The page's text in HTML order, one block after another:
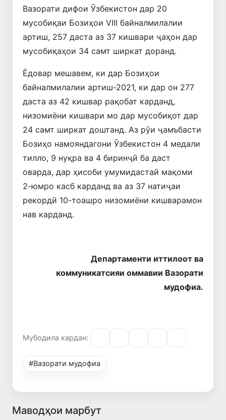
Вазорати дифои Ӯзбекистон дар 20
мусобиқаи Бозиҳои VIII байналмилалии
артиш, 257 даста аз 37 кишвари ҷаҳон дар
мусобиқаҳои 34 самт ширкат доранд.
Ёдовар мешавем, ки дар Бозиҳои
байналмилалии артиш-2021, ки дар он 277
даста аз 42 кишвар рақобат карданд,
низомиёни кишвари мо дар мусобиқот дар
24 самт ширкат доштанд. Аз рӯи ҷамъбасти
Бозиҳо намояндагони Ӯзбекистон 4 медали
тилло, 9 нуқра ва 4 биринҷӣ ба даст
оварда, дар ҳисоби умумидастаӣ мақоми
2-юмро касб карданд ва аз 37 натиҷаи
рекордӣ 10-тоашро низомиёни кишварамон
нав карданд.
Департаменти иттилоот ва
коммуникатсияи оммавии Вазорати
мудофиа.
Мубодила кардан:
#Вазорати мудофиа
Маводҳои марбут